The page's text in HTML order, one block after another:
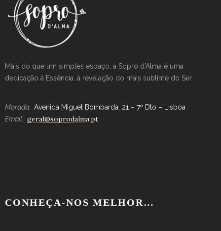
Mais do que um simples espaço, a Sopro d’Alma é uma
dedicação à Essência, à revelação do mais sublime do Ser.
Morada: Avenida Miguel Bombarda, 21 – 7º Dto – Lisboa
Email: geral@soprodalma.pt
CONHEÇA-NOS MELHOR…